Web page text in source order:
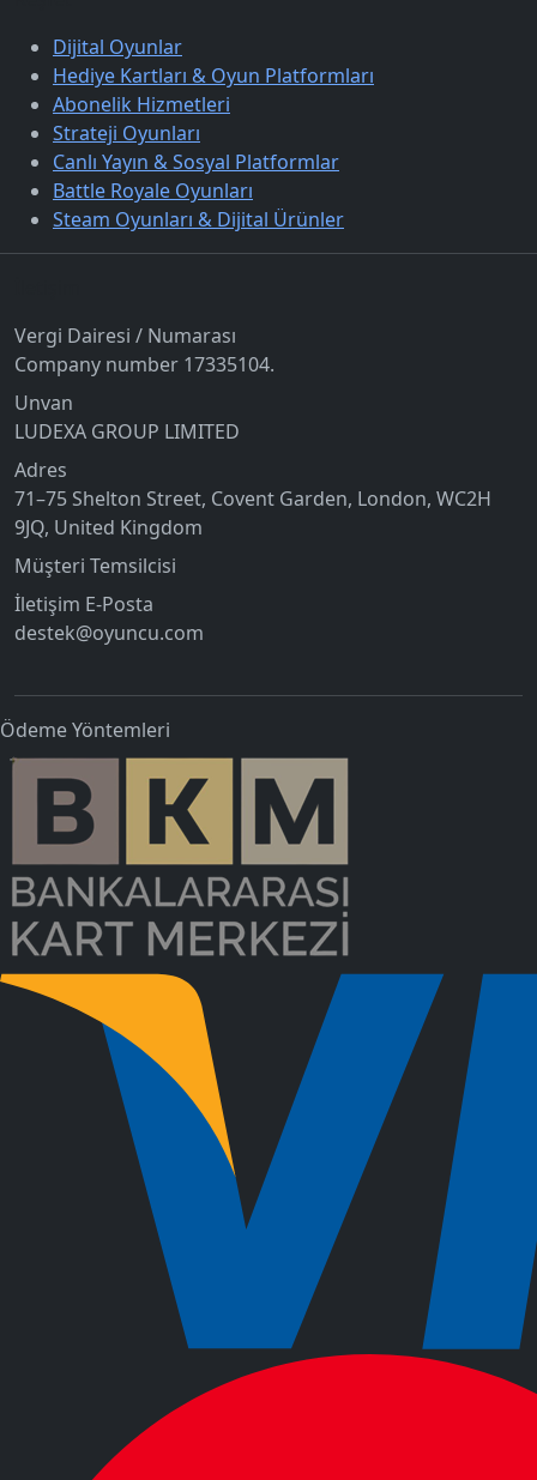
Dijital Oyunlar
Hediye Kartları & Oyun Platformları
Abonelik Hizmetleri
Strateji Oyunları
Canlı Yayın & Sosyal Platformlar
Battle Royale Oyunları
Steam Oyunları & Dijital Ürünler
Vergi Dairesi / Numarası
Company number 17335104.
Unvan
LUDEXA GROUP LIMITED
Adres
71–75 Shelton Street, Covent Garden, London, WC2H
9JQ, United Kingdom
Müşteri Temsilcisi
İletişim E-Posta
destek@oyuncu.com
Ödeme Yöntemleri